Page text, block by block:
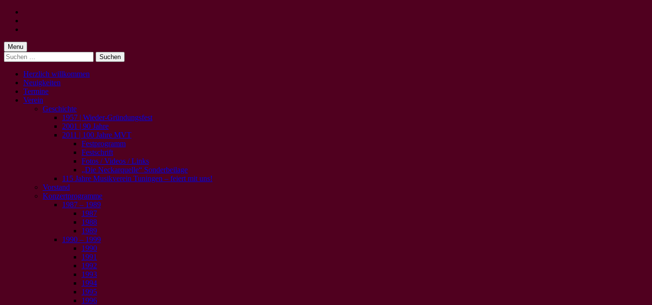
content
footer
Menu
Suchen
nach:
Herzlich willkommen
Neuigkeiten
Termine
Verein
Geschichte
1957 | Wieder-Gründungsfest
2001 | 90 Jahre
2011 | 100 Jahre MVT
Festprogramm
Festschrift
Fotos / Videos / Links
„Die Neckarquelle“ Sonderbeilage
115 Jahre Musikverein Tuningen – feiert mit uns!
Vorstand
Konzertprogramme
1987 – 1989
1987
1988
1989
1990 – 1999
1990
1991
1992
1993
1994
1995
1996